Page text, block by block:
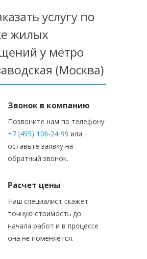
услугу по
жилых
у метро
(Москва)
Звонок в компанию
Позвоните нам по телефону
+7 (495) 108-24-99 или
оставьте заявку на
обратный звонок.
Расчет цены
Наш специалист скажет
точную стоимость до
начала работ и в процессе
она не поменяется.